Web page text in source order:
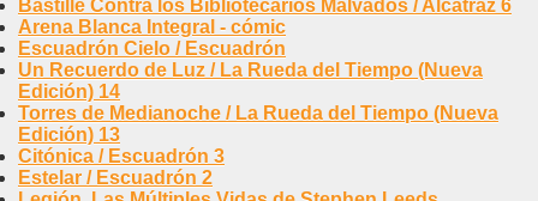
Bastille Contra los Bibliotecarios Malvados / Alcatraz 6
Arena Blanca Integral - cómic
Escuadrón Cielo / Escuadrón
Un Recuerdo de Luz / La Rueda del Tiempo (Nueva
Edición) 14
Torres de Medianoche / La Rueda del Tiempo (Nueva
Edición) 13
Citónica / Escuadrón 3
Estelar / Escuadrón 2